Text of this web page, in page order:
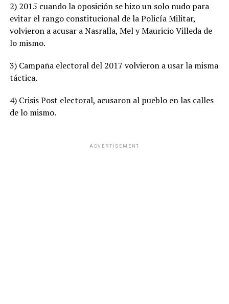
2) 2015 cuando la oposición se hizo un solo nudo para
evitar el rango constitucional de la Policía Militar,
volvieron a acusar a Nasralla, Mel y Mauricio Villeda de
lo mismo.
3) Campaña electoral del 2017 volvieron a usar la misma
táctica.
4) Crisis Post electoral, acusaron al pueblo en las calles
de lo mismo.
ADVERTISEMENT